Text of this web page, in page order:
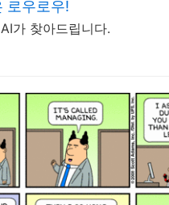
로우로우!
가 찾아드립니다.